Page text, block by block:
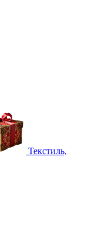
Текстиль,